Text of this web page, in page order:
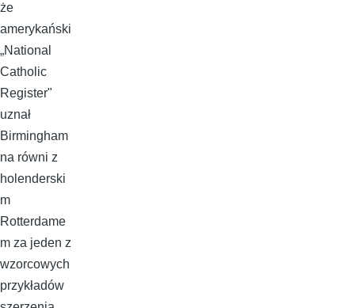
że
amerykański
„National
Catholic
Register"
uznał
Birmingham
na równi z
holenderski
m
Rotterdame
m za jeden z
wzorcowych
przykładów